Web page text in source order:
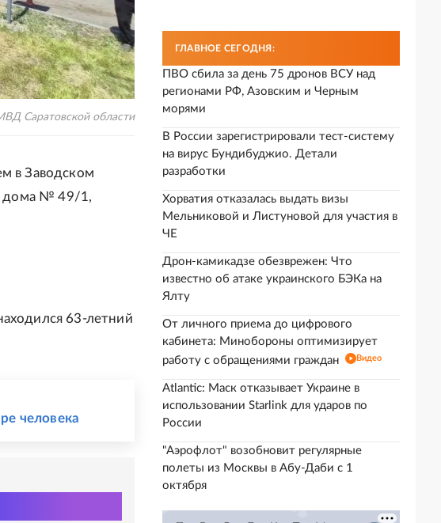
Саратовской области
в Заводском
дома № 49/1,
63-летний
человека
ГЛАВНОЕ СЕГОДНЯ:
ПВО сбила за день 75 дронов ВСУ над
регионами РФ, Азовским и Черным
морями
В России зарегистрировали тест-систему
на вирус Бундибуджио. Детали
разработки
Хорватия отказалась выдать визы
Мельниковой и Листуновой для участия в
ЧЕ
Дрон-камикадзе обезврежен: Что
известно об атаке украинского БЭКа на
Ялту
От личного приема до цифрового
кабинета: Минобороны оптимизирует
работу с обращениями граждан
Видео
Atlantic: Маск отказывает Украине в
использовании Starlink для ударов по
России
"Аэрофлот" возобновит регулярные
полеты из Москвы в Абу-Даби с 1
октября